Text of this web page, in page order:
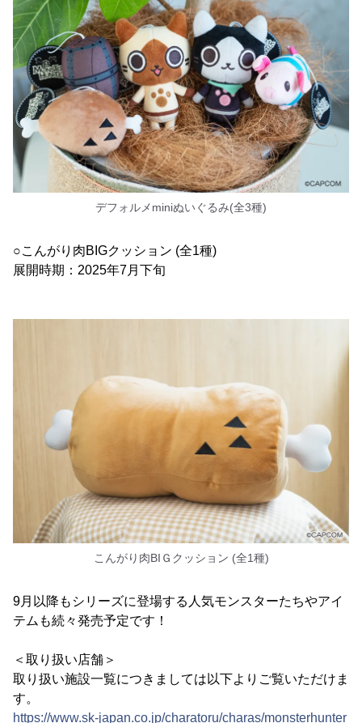
デフォルメminiぬいぐるみ(全3種)
○こんがり肉BIGクッション (全1種)
展開時期：2025年7月下旬
こんがり肉BIＧクッション (全1種)
9月以降もシリーズに登場する人気モンスターたちやアイ
テムも続々発売予定です！
＜取り扱い店舗＞
取り扱い施設一覧につきましては以下よりご覧いただけま
す。
https://www.sk-japan.co.jp/charatoru/charas/monsterhunter